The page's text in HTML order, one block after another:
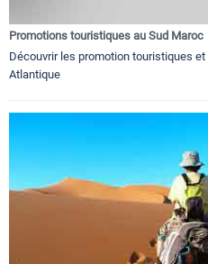
Promotions touristiques au Sud Maroc
Découvrir les promotion touristiques
Atlantique